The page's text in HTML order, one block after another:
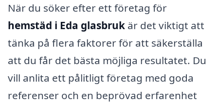
När du söker efter ett företag för
hemstäd i Eda glasbruk är det viktigt att
tänka på flera faktorer för att säkerställa
att du får det bästa möjliga resultatet. Du
vill anlita ett pålitligt företag med goda
referenser och en beprövad erfarenhet